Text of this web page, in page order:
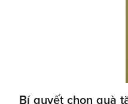
Bí quyết chọn quà